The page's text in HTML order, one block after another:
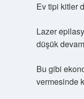
Ev tipi kitler
Lazer
düşük
Bu gibi
vermesinde